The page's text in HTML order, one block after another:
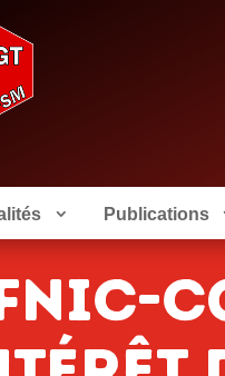
Publications